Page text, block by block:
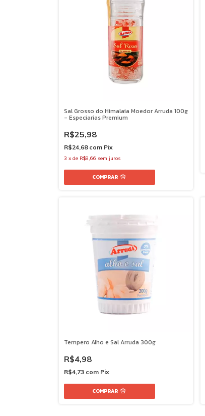
Sal Grosso do Himalaia Moedor Arruda 100g
- Especiarias Premium
R$25,98
R$24,68 com Pix
3 x de R$8,66 sem juros
Tempero Alho e Sal Arruda 300g
R$4,98
R$4,73 com Pix